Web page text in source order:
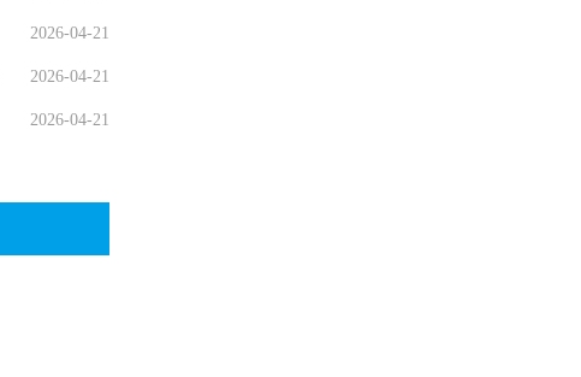
2026-04-21
2026-04-21
2026-04-21